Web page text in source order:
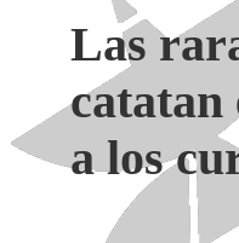
Las
catatan
a los